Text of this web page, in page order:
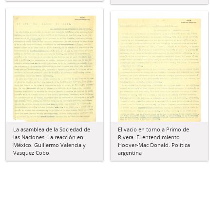
La asamblea de la Sociedad de
las Naciones. La reacción en
México. Guillermo Valencia y
Vasquez Cobo.
El vacío en torno a Primo de
Rivera. El entendimiento
Hoover-Mac Donald. Política
argentina